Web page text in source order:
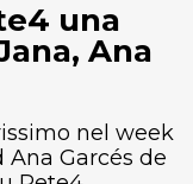
una
Ana
nel week
Garcés de